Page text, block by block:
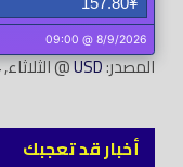
المصدر:USD@ الثلاثاء, 4 أغسطس.
أخبار قد تعجبك